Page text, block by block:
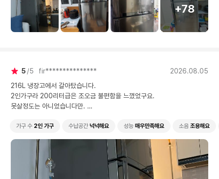
를 아주 낭낭하게 보관할 수
있겠다라고 느꼈어요. 빌라
라서 사다리차가 접근하기
힘들었고 엘리베이터도 없었
해드리니 너무 감사해 하시
더라구요. 가을이나 겨울에
불렀으면 더 나았을걸 하는
생각이 들었습니다. 설치도
수평계로 잘 확인해주셔서
어요. 다시 한번 감사드립니
다.
아요~~~ 배송도 빠르
절하셔서 더더 만족했
별이 다섯개!
+78
5 5 fir***************
2026.08.05
216L 냉장고에서 갈아탔습니다.
2인가구라 200리터급은 조오금 불편함을 느꼈었구요.
못살정도는 아니었습니다만.
아주 낭낭하게 보관할 수 있겠다라고 느꼈어요.
빌라라서 사다리차가 접근하기 힘들었고 엘리베이터도 없었지만 친절하게
설치해주셔서 너무 감사했습니다.
더운 날씨에 얼음물 한잔이라도 권해드리니 너무 감사해 하시더라구요. 가
가구 수 2인 가구 수납공간 넉넉해요 성능 매우만족해요 소음 조용해요